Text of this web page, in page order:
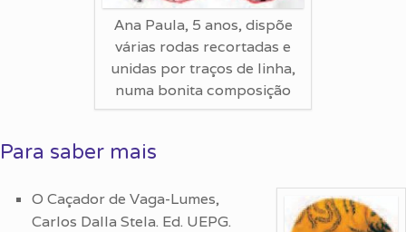
Ana Paula, 5 anos, dispõe
várias rodas recortadas e
unidas por traços de linha,
numa bonita composição
Para saber mais
O Caçador de Vaga-Lumes,
Carlos Dalla Stela. Ed. UEPG.